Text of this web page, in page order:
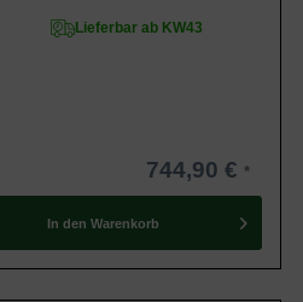
Lieferbar ab KW43
744,90 €
In den Warenkorb